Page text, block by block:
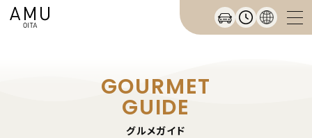
GOURMET
GUIDE
グルメガイド